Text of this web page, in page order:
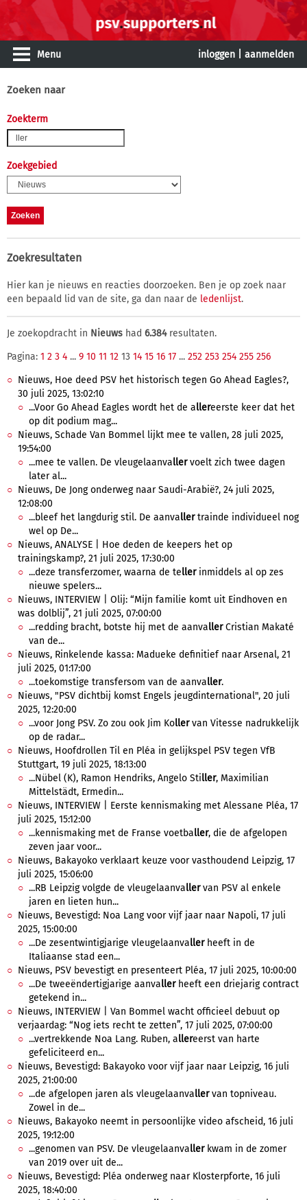
Menu inloggen aanmelden
Zoeken naar
Zoekterm
Zoekgebied
Zoekresultaten
Hier kan je nieuws en reacties doorzoeken. Ben je op zoek naar
een bepaald lid van de site, ga dan naar de ledenlijst.
Je zoekopdracht in Nieuws had 6.384resultaten.
Pagina: 1 2 3 4 ... 9 10 11 12 13 14 15 16 17 ... 252 253 254 255 256
Nieuws, Hoe deed PSV het historisch tegen Go Ahead Eagles?,
30 juli 2025, 13:02:10
...Voor Go Ahead Eagles wordt het de allereerste keer dat het
op dit podium mag...
Nieuws, Schade Van Bommel lijkt mee te vallen, 28 juli 2025,
19:54:00
...mee te vallen. De vleugelaanvallervoelt zich twee dagen
later al...
Nieuws, De Jong onderweg naar Saudi-Arabië?, 24 juli 2025,
12:08:00
...bleef het langdurig stil. De aanvallertrainde individueel nog
wel op De...
Nieuws, ANALYSE | Hoe deden de keepers het op
trainingskamp?, 21 juli 2025, 17:30:00
...deze transferzomer, waarna de tellerinmiddels al op zes
nieuwe spelers...
Nieuws, INTERVIEW | Olij: “Mijn familie komt uit Eindhoven en
was dolblij”, 21 juli 2025, 07:00:00
...redding bracht, botste hij met de aanvallerCristian Makaté
van de...
Nieuws, Rinkelende kassa: Madueke definitief naar Arsenal, 21
juli 2025, 01:17:00
...toekomstige transfersom van de aanvaller.
Nieuws, "PSV dichtbij komst Engels jeugdinternational", 20 juli
2025, 12:20:00
...voor Jong PSV. Zo zou ook Jim Kollervan Vitesse nadrukkelijk
op de radar...
Nieuws, Hoofdrollen Til en Pléa in gelijkspel PSV tegen VfB
Stuttgart, 19 juli 2025, 18:13:00
...Nübel (K), Ramon Hendriks, Angelo Stiller, Maximilian
Mittelstädt, Ermedin...
Nieuws, INTERVIEW | Eerste kennismaking met Alessane Pléa, 17
juli 2025, 15:12:00
...kennismaking met de Franse voetballer, die de afgelopen
zeven jaar voor...
Nieuws, Bakayoko verklaart keuze voor vasthoudend Leipzig, 17
juli 2025, 15:06:00
...RB Leipzig volgde de vleugelaanvallervan PSV al enkele
jaren en lieten hun...
Nieuws, Bevestigd: Noa Lang voor vijf jaar naar Napoli, 17 juli
2025, 15:00:00
...De zesentwintigjarige vleugelaanvallerheeft in de
Italiaanse stad een...
Nieuws, PSV bevestigt en presenteert Pléa, 17 juli 2025, 10:00:00
...De tweeëndertigjarige aanvallerheeft een driejarig contract
getekend in...
Nieuws, INTERVIEW | Van Bommel wacht officieel debuut op
verjaardag: “Nog iets recht te zetten”, 17 juli 2025, 07:00:00
...vertrekkende Noa Lang. Ruben, allereerst van harte
gefeliciteerd en...
Nieuws, Bevestigd: Bakayoko voor vijf jaar naar Leipzig, 16 juli
2025, 21:00:00
...de afgelopen jaren als vleugelaanvallervan topniveau.
Zowel in de...
Nieuws, Bakayoko neemt in persoonlijke video afscheid, 16 juli
2025, 19:12:00
...genomen van PSV. De vleugelaanvallerkwam in de zomer
van 2019 over uit de...
Nieuws, Bevestigd: Pléa onderweg naar Klosterpforte, 16 juli
2025, 18:40:00